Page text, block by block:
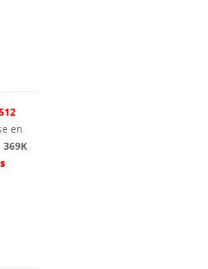
en
369K